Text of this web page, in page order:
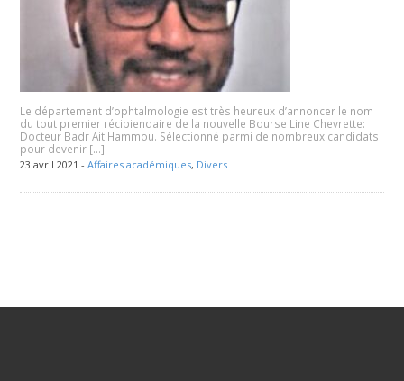
Le département d’ophtalmologie est très heureux d’annoncer le nom
du tout premier récipiendaire de la nouvelle Bourse Line Chevrette:
Docteur Badr Ait Hammou. Sélectionné parmi de nombreux candidats
pour devenir […]
23 avril 2021 -Affaires académiques, Divers